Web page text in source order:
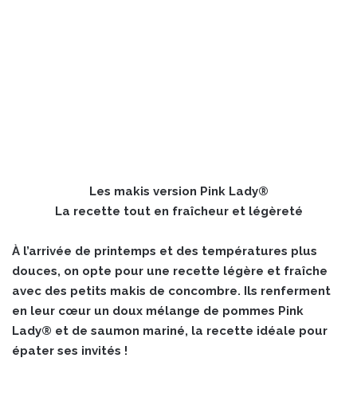
Les makis version Pink Lady®
La recette tout en fraîcheur et légèreté
À l’arrivée de printemps et des températures plus
douces, on opte pour une recette légère et fraîche
avec des petits makis de concombre. Ils renferment
en leur cœur un doux mélange de pommes Pink
Lady® et de saumon mariné, la recette idéale pour
épater ses invités !